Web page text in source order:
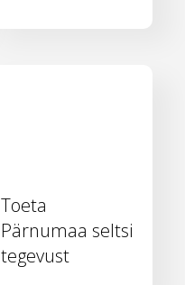
Toeta
Pärnumaa seltsi
tegevust